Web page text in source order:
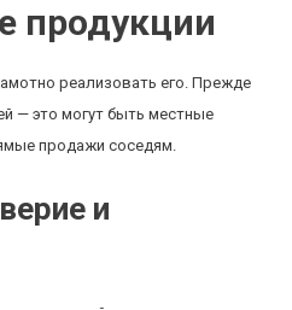
продукции
реализовать его. Прежде
— это могут быть местные
продажи соседям.
и